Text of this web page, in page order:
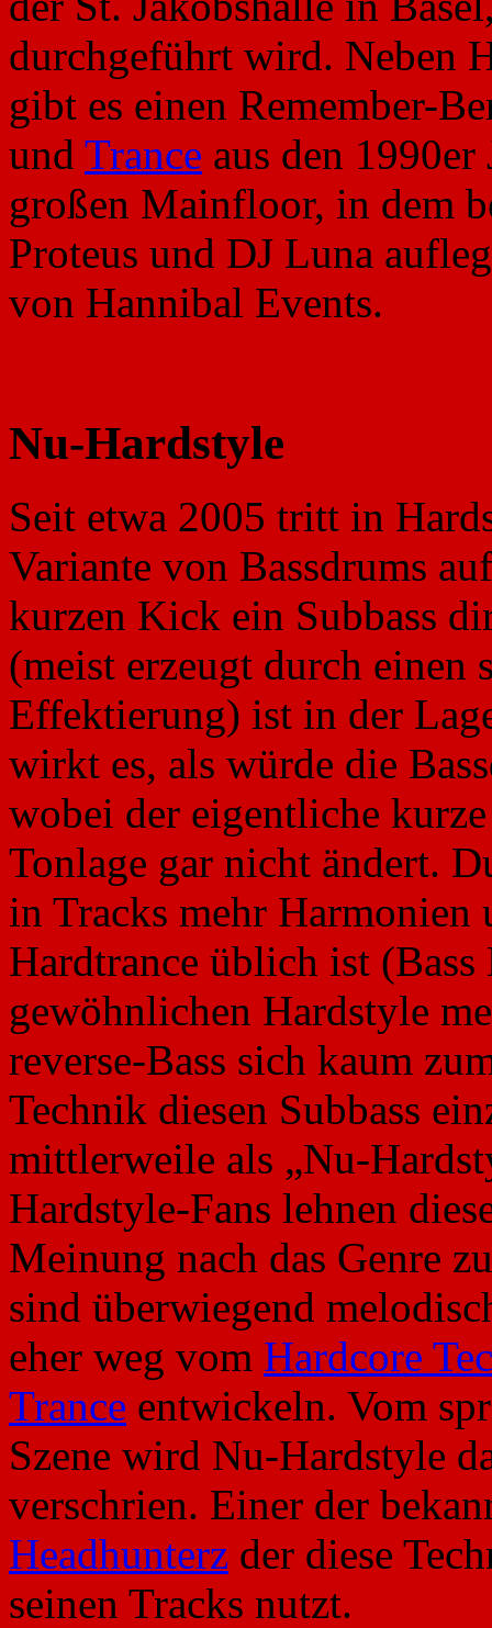
durchgeführt wird. Neben
gibt es einen Remember-
und Trance aus den
großen Mainfloor, in dem
Proteus und DJ Luna
von Hannibal Events.
Nu-Hardstyle
Seit etwa 2005 tritt in
Variante von Bassdrums
kurzen Kick ein Subbass
(meist erzeugt durch einen
Effektierung) ist in der
wirkt es, als würde die
wobei der eigentliche
Tonlage gar nicht ändert.
in Tracks mehr
Hardtrance üblich ist
gewöhnlichen Hardstyle
reverse-Bass sich kaum
Technik diesen Subbass
mittlerweile als „Nu-
Hardstyle-Fans lehnen
Meinung nach das Genre
sind überwiegend
eher weg vom Hardcore
Trance entwickeln. Vom
Szene wird Nu-Hardstyle
verschrien. Einer der
Headhunterz der diese
seinen Tracks nutzt.